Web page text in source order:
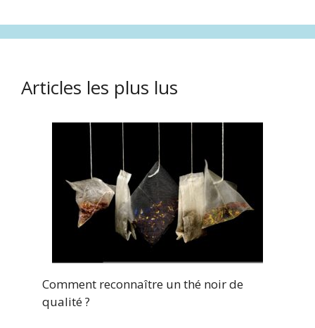
Articles les plus lus
Comment reconnaître un thé noir de
qualité ?